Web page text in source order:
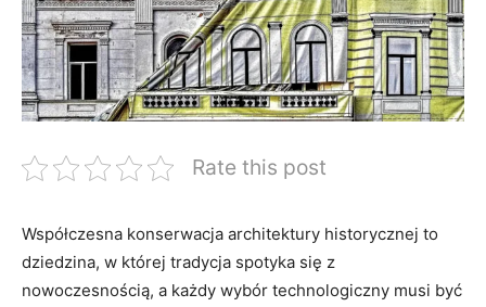
Rate this post
Współczesna konserwacja architektury historycznej to
dziedzina, w której tradycja spotyka się z
nowoczesnością, a każdy wybór technologiczny musi być